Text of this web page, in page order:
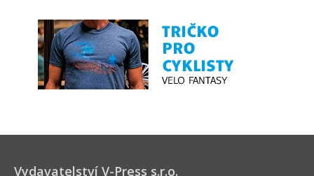
Vydavatelství V-Press s.r.o.